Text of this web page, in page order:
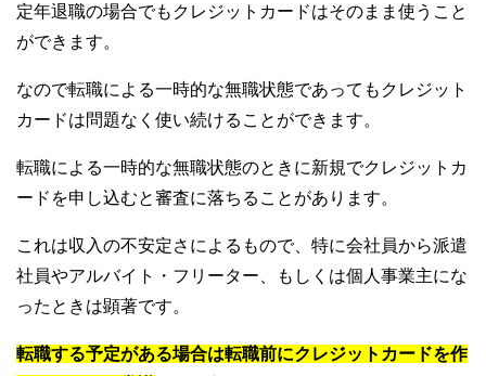
定年退職の場合でもクレジットカードはそのまま使うこと
ができます。
なので転職による一時的な無職状態であってもクレジット
カードは問題なく使い続けることができます。
転職による一時的な無職状態のときに新規でクレジットカ
ードを申し込むと審査に落ちることがあります。
これは収入の不安定さによるもので、特に会社員から派遣
社員やアルバイト・フリーター、もしくは個人事業主にな
ったときは顕著です。
転職する予定がある場合は転職前にクレジットカードを作